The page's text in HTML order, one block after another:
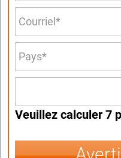
Veuillez calculer 7